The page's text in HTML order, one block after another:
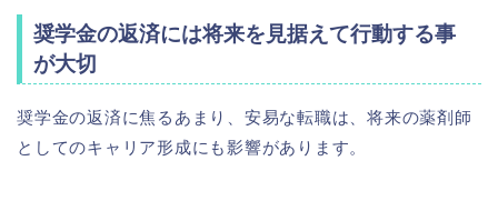
奨学金の返済には将来を見据えて行動する事
が大切
奨学金の返済に焦るあまり、安易な転職は、将来の薬剤師
としてのキャリア形成にも影響があります。